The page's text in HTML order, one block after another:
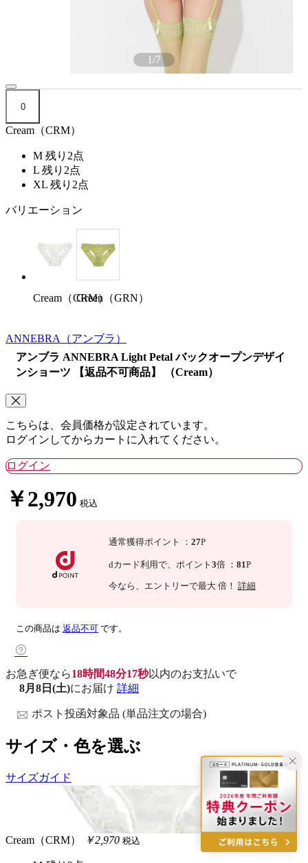
1/7
0
Cream（CRM）
M 残り2点
L 残り2点
XL 残り2点
バリエーション
Cream（CRM）Green（GRN）
ANNEBRA （アンブラ）
アンブラ ANNEBRA Light Petal バックオープンデザイ
ンショーツ 【返品不可商品】 （Cream）
こちらは、会員価格が設定されています。
ログインしてからカートに入れてください。
ログイン
￥2,970 税込
通常獲得ポイント ： 27P
dカード利用で、 ポイント 3倍 ： 81P
今なら 、エントリーで最大 倍！ 詳細
この商品は 返品不可 です。
お急ぎ便なら18時間48分16秒以内のお支払いで
8月8日(土)にお届け 詳細
ポスト投函対象品 (単品注文の場合)
サイズ・色を選ぶ
サイズガイド
Cream（CRM） ￥2,970 税込